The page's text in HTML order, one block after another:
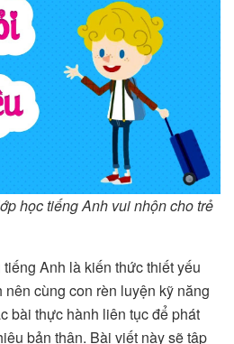
học tiếng Anh vui nhộn cho trẻ
Anh là kiến thức thiết yếu
cùng con rèn luyện kỹ năng
bài thực hành liên tục để phát
bản thân. Bài viết này sẽ tập